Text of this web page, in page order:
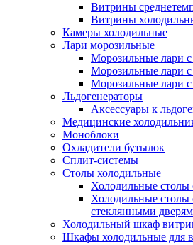
Витрины
Витрины
Камеры холодильные
Лари морозильные
Морозильные лари
Морозильные лари
Морозильные лари
Льдогенераторы
Аксессуары к
Медицинские
Моноблоки
Охладители бутылок
Сплит-системы
Столы холодильные
Холодильные
Холодильные
стеклянными
Холодильный шкаф
Шкафы холодильные для